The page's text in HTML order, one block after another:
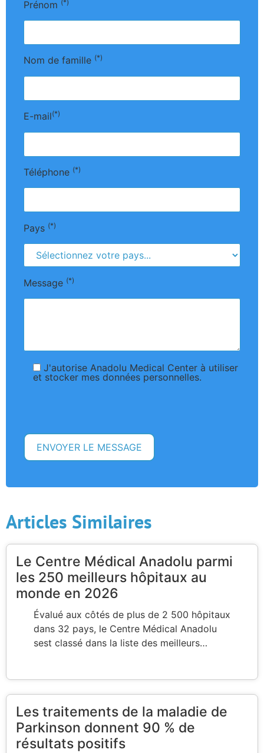
Prénom (*)
Nom de famille (*)
E-mail(*)
Téléphone (*)
Pays (*)
Message (*)
J'autorise Anadolu Medical Center à utiliser
et stocker mes données personnelles.
Articles Similaires
Le Centre Médical Anadolu parmi
les 250 meilleurs hôpitaux au
monde en 2026
Évalué aux côtés de plus de 2 500 hôpitaux
dans 32 pays, le Centre Médical Anadolu
sest classé dans la liste des meilleurs…
Les traitements de la maladie de
Parkinson donnent 90 % de
résultats positifs